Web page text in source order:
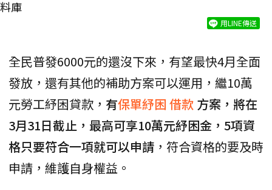
料庫
用LINE傳送
全民普發6000元的還沒下來，有望最快4月全面
發放，還有其他的補助方案可以運用，繼10萬
元勞工紓困貸款， 有保單紓困 借款 方案，將在
3月31日截止，最高可享10萬元紓困金，5項資
格只要符合一項就可以申請 ，符合資格的要及時
申請，維護自身權益。